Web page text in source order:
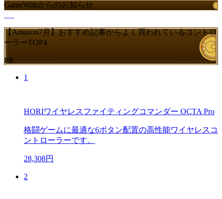
GameWithからのお知らせ
【Amazon7月】おすすめ記事からよく買われているコントロ
ーラーTOP4
PR
1
HORIワイヤレスファイティングコマンダー OCTA Pro
格闘ゲームに最適な6ボタン配置の高性能ワイヤレスコ
ントローラーです。
28,308円
2